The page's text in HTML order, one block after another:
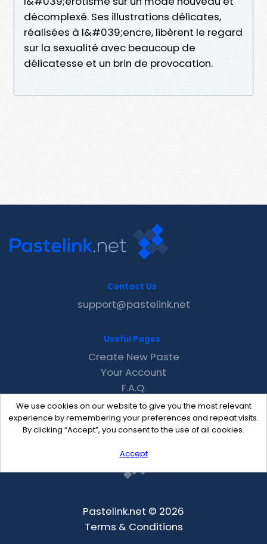
décomplexé. Ses illustrations délicates,
réalisées à l&#039;encre, libèrent le regard
sur la sexualité avec beaucoup de
délicatesse et un brin de provocation.
We use cookies on our website to give you the most relevant
experience by remembering your preferences and repeat visits.
By clicking “Accept”, you consent to the use of all cookies.
Accept
Contact Us
support@pastelink.net
Useful Pages
Create New Paste
Your Account
F.A.Q.
Recent
Contact
Pastelink.net © 2026
Terms & Conditions